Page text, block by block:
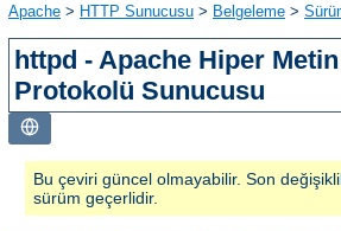
Apache > HTTP Sunucusu > Belgeleme >
httpd - Apache Hiper
Protokolü Sunucusu
Bu çeviri güncel olmayabilir. Son
sürüm geçerlidir.